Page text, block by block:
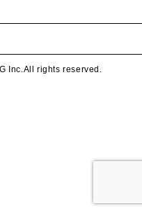
Inc.All rights reserved.